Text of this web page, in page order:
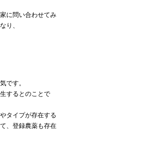
に問い合わせてみ
り、
です。
するとのことで
タイプが存在する
、登録農薬も存在